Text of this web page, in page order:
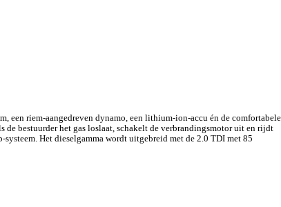
een riem-aangedreven dynamo, een lithium-ion-accu én de comfortabele
bestuurder het gas loslaat, schakelt de verbrandingsmotor uit en rijdt
Het dieselgamma wordt uitgebreid met de 2.0 TDI met 85